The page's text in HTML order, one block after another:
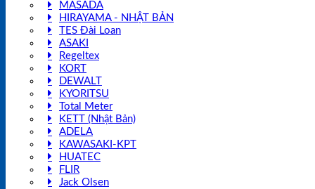
MASADA
HIRAYAMA - NHẬT BẢN
TES Đài Loan
ASAKI
Regeltex
KORT
DEWALT
KYORITSU
Total Meter
KETT (Nhật Bản)
ADELA
KAWASAKI-KPT
HUATEC
FLIR
Jack Olsen